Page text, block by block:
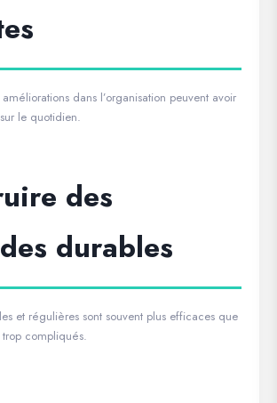
dans l’organisation peuvent avoir
le quotidien.
des
durables
et régulières sont souvent plus efficaces que
compliqués.